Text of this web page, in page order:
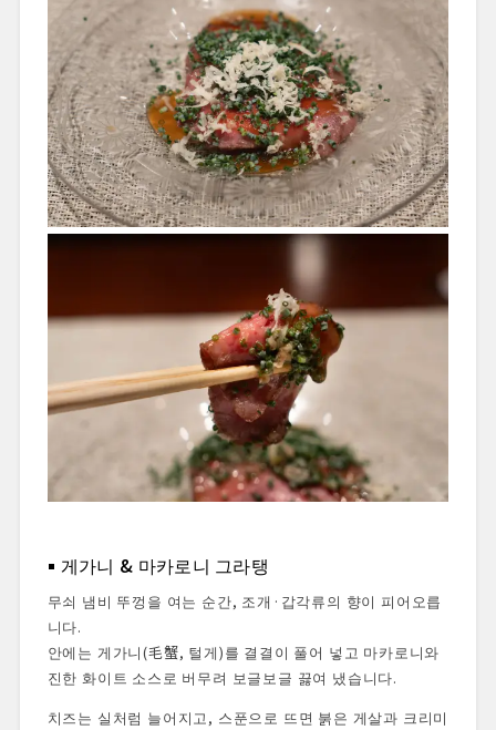
게가니 & 마카로니 그라탱
무쇠 냄비 뚜껑을 여는 순간, 조개·갑각류의 향이 피어오릅
니다.
안에는 게가니(毛蟹, 털게)를 결결이 풀어 넣고 마카로니와
진한 화이트 소스로 버무려 보글보글 끓여 냈습니다.
치즈는 실처럼 늘어지고, 스푼으로 뜨면 붉은 게살과 크리미